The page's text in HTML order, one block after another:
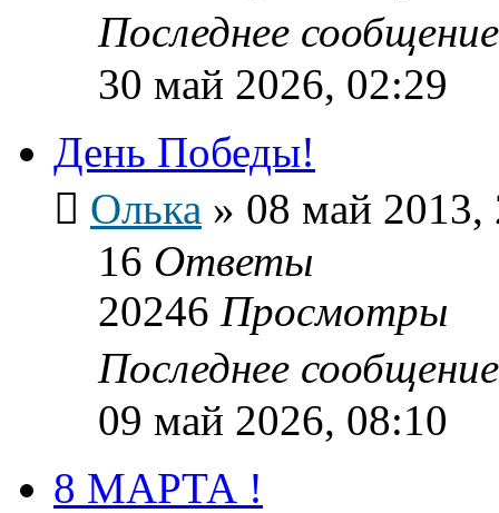
Последнее
30 май 2026, 02:29
День Победы!
Олька » 08 май 2013,
16 Ответы
20246 Просмотры
Последнее
09 май 2026, 08:10
8 МАРТА !